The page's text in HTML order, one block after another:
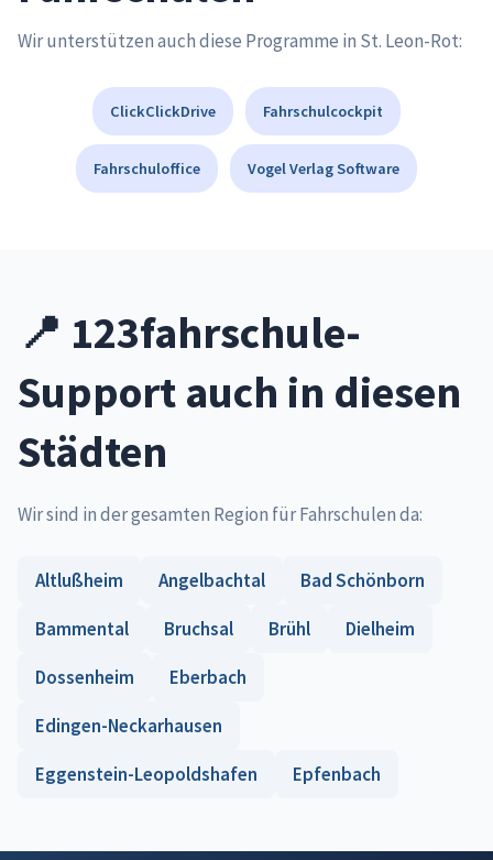
Wir unterstützen auch diese Programme in St. Leon-Rot:
ClickClickDrive Fahrschulcockpit
Fahrschuloffice Vogel Verlag Software
📍 123fahrschule-
Support auch in diesen
Städten
Wir sind in der gesamten Region für Fahrschulen da:
Altlußheim Angelbachtal
Bad Schönborn
Bammental
Bruchsal Brühl
Dielheim
Dossenheim
Eberbach
Edingen-Neckarhausen
Eggenstein-Leopoldshafen
Epfenbach